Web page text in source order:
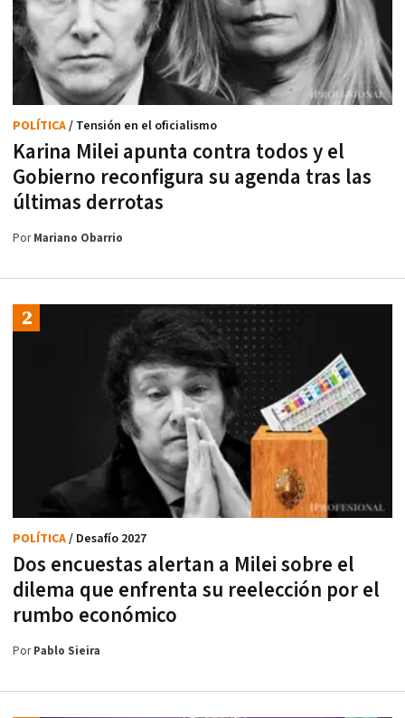
Karina Milei apunta contra todos y el
Gobierno reconfigura su agenda tras las
últimas derrotas
POLÍTICA/ Tensión en el oficialismo
PorMariano Obarrio
Dos encuestas alertan a Milei sobre el
dilema que enfrenta su reelección por el
rumbo económico
POLÍTICA/ Desafío 2027
PorPablo Sieira